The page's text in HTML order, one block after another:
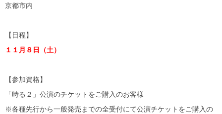
京都市内
【日程】
１１月８日（土）
【参加資格】
「時る２」公演のチケットをご購入のお客様
※各種先行から一般発売までの全受付にて公演チケットをご購入の